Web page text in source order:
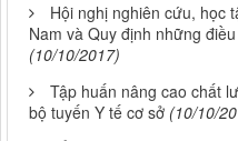
Hội nghị nghiên cứu, học
Nam và Quy định những
(10/10/2017)
Tập huấn nâng cao chất
bộ tuyến Y tế cơ sở (10/10/